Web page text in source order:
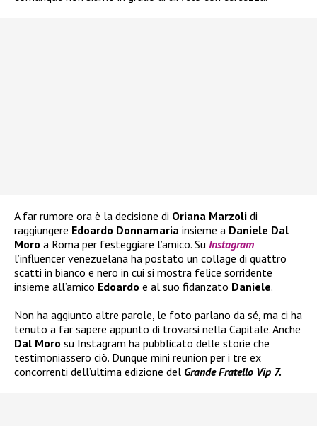
A far rumore ora è la decisione di Oriana Marzoli di
raggiungere Edoardo Donnamaria insieme a Daniele Dal
Moro a Roma per festeggiare l’amico. Su Instagram
l’influencer venezuelana ha postato un collage di quattro
scatti in bianco e nero in cui si mostra felice sorridente
insieme all’amico Edoardo e al suo fidanzato Daniele.
Non ha aggiunto altre parole, le foto parlano da sé, ma ci ha
tenuto a far sapere appunto di trovarsi nella Capitale. Anche
Dal Moro su Instagram ha pubblicato delle storie che
testimoniassero ciò. Dunque mini reunion per i tre ex
concorrenti dell’ultima edizione del Grande Fratello Vip 7.